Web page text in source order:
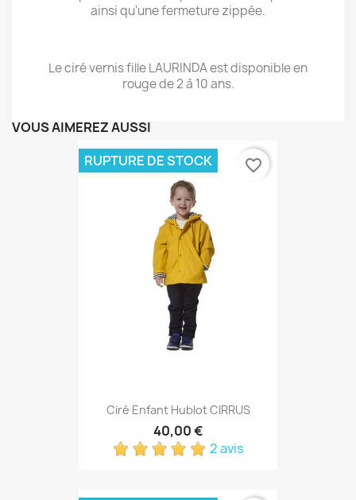
ainsi qu'une fermeture zippée.
Le ciré vernis fille LAURINDA est disponible en
rouge de 2 à 10 ans.
VOUS AIMEREZ AUSSI
Ciré Enfant Hublot CIRRUS
40,00 €
2 avis
RUPTURE DE STOCK favorite_border